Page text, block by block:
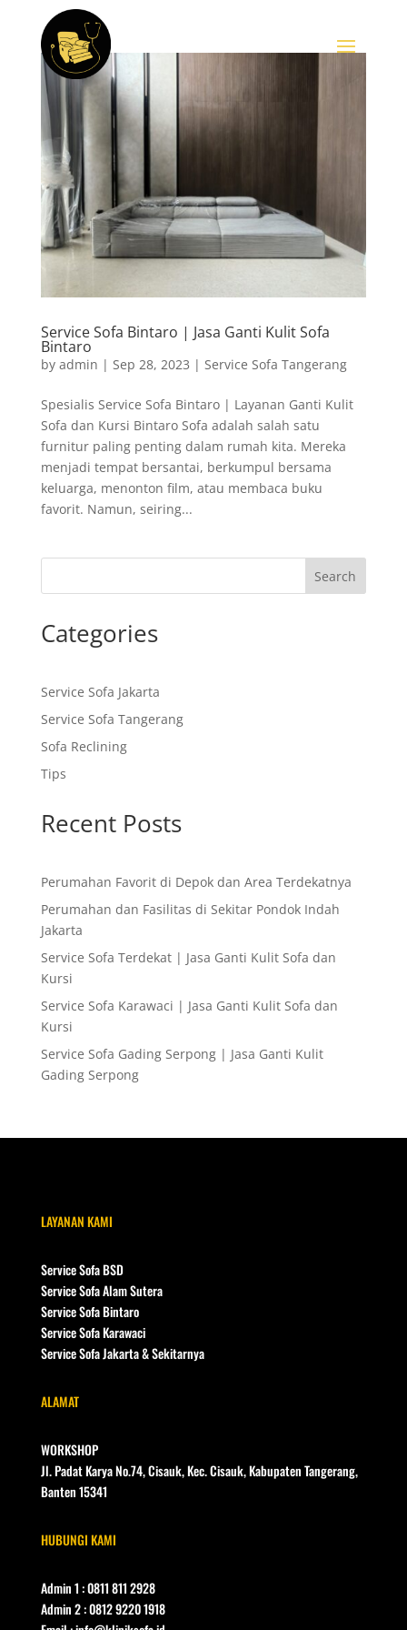
Service Sofa Bintaro | Jasa Ganti Kulit Sofa
Bintaro
by admin | Sep 28, 2023 | Service Sofa Tangerang
Spesialis Service Sofa Bintaro | Layanan Ganti Kulit
Sofa dan Kursi Bintaro Sofa adalah salah satu
furnitur paling penting dalam rumah kita. Mereka
menjadi tempat bersantai, berkumpul bersama
keluarga, menonton film, atau membaca buku
favorit. Namun, seiring...
Search
Categories
Service Sofa Jakarta
Service Sofa Tangerang
Sofa Reclining
Tips
Recent Posts
Perumahan Favorit di Depok dan Area Terdekatnya
Perumahan dan Fasilitas di Sekitar Pondok Indah
Jakarta
Service Sofa Terdekat | Jasa Ganti Kulit Sofa dan
Kursi
Service Sofa Karawaci | Jasa Ganti Kulit Sofa dan
Kursi
Service Sofa Gading Serpong | Jasa Ganti Kulit
Gading Serpong
LAYANAN KAMI
Service Sofa BSD
Service Sofa Alam Sutera
Service Sofa Bintaro
Service Sofa Karawaci
Service Sofa Jakarta & Sekitarnya
ALAMAT
WORKSHOP
Jl. Padat Karya No.74, Cisauk, Kec. Cisauk, Kabupaten Tangerang,
Banten 15341
HUBUNGI KAMI
Admin 1 : 0811 811 2928
Admin 2 : 0812 9220 1918